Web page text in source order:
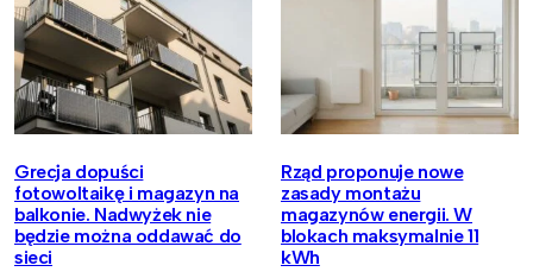
Grecja dopuści
fotowoltaikę i magazyn na
balkonie. Nadwyżek nie
będzie można oddawać do
sieci
Rząd proponuje nowe
zasady montażu
magazynów energii. W
blokach maksymalnie 11
kWh